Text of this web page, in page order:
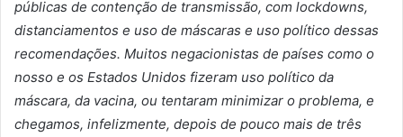
públicas de contenção de transmissão, com lockdowns,
distanciamentos e uso de máscaras e uso político dessas
recomendações. Muitos negacionistas de países como o
nosso e os Estados Unidos fizeram uso político da
máscara, da vacina, ou tentaram minimizar o problema, e
chegamos, infelizmente, depois de pouco mais de três